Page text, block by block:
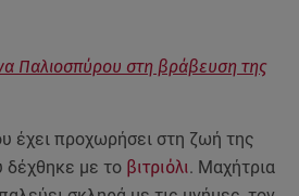
Παλιοσπύρου στη βράβευση της
έχει προχωρήσει στη ζωή της
δέχθηκε με το βιτριόλι. Μαχήτρια